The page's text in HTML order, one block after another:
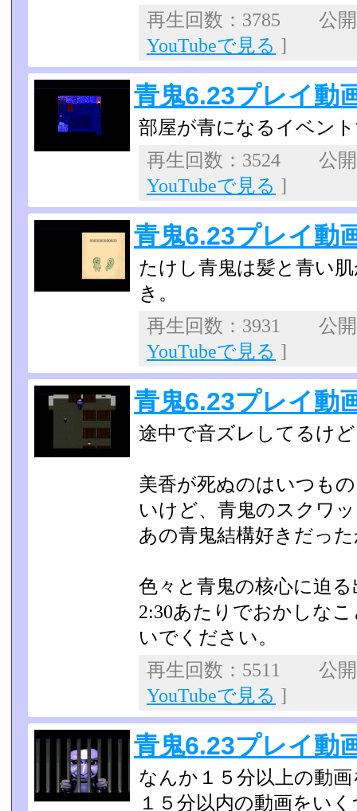
再生回数：3785 公
YouTubeで見る ]
青鬼6.23プレイ
部屋が青になるイベン
再生回数：3524 公
YouTubeで見る ]
青鬼6.23プレイ
たけし青鬼は髪と青い
き。
再生回数：3931 公
YouTubeで見る ]
青鬼6.23プレイ
途中で音ズレしてるけ
美香が死ぬのはいつも
いけど、青鬼のスクワ
あの青鬼結構好きだっ
色々と青鬼の核心に迫
2:30あたりでおかしな
いでください。
再生回数：5511 公
YouTubeで見る ]
青鬼6.23プレイ
なんか１５分以上の動
１５分以内の動画をい